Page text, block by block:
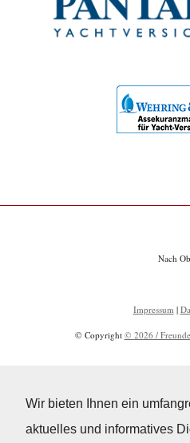
Wir bieten Ihnen ein
aktuelles und informatives
Nach
Impressum |
© Copyright © 2026 /